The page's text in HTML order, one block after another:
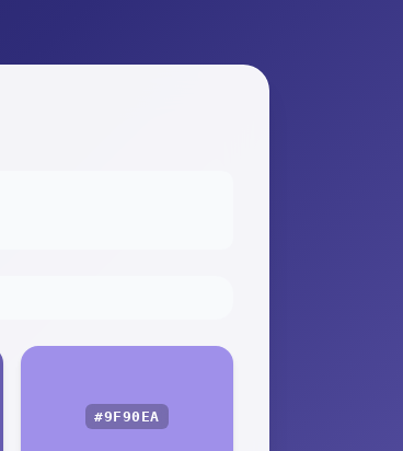
#9F90EA